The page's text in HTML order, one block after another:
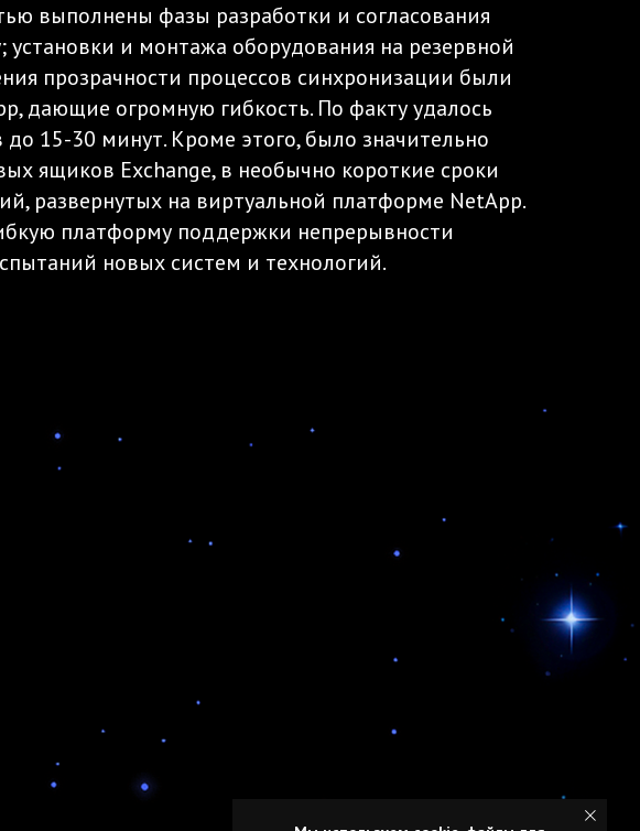
выполнены фазы разработки и согласования
и монтажа оборудования на резервной
прозрачности процессов синхронизации были
дающие огромную гибкость. По факту удалось
15-30 минут. Кроме этого, было значительно
ящиков Exchange, в необычно короткие сроки
развернутых на виртуальной платформе NetApp.
платформу поддержки непрерывности
новых систем и технологий.